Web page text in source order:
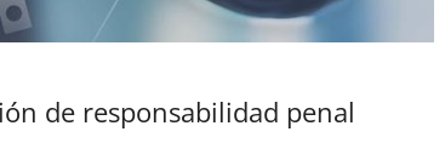
de responsabilidad penal